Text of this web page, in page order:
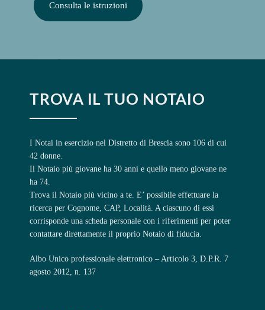
Consulta le istruzioni
TROVA IL TUO NOTAIO
I Notai in esercizio nel Distretto di Brescia sono 106 di cui
42 donne.
Il Notaio più giovane ha 30 anni e quello meno giovane ne
ha 74.
Trova il Notaio più vicino a te. E’ possibile effettuare la
ricerca per Cognome, CAP, Località. A ciascuno di essi
corrisponde una scheda personale con i riferimenti per poter
contattare direttamente il proprio Notaio di fiducia.
Albo Unico professionale elettronico – Articolo 3, D.P.R. 7
agosto 2012, n. 137